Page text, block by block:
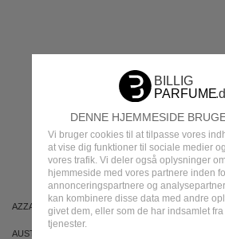
DENNE HJEMMESIDE
Vi bruger cookies til at tilpasse vores
at vise dig funktioner til sociale medier
vores trafik. Vi deler også oplysninger
hjemmeside med vores partnere inden
annonceringspartnere og
kan kombinere disse data med andre
givet dem, eller som de har indsamlet
tjenester.
MEST
AZZARO ARIANA
AUSTRALIAN GOLD